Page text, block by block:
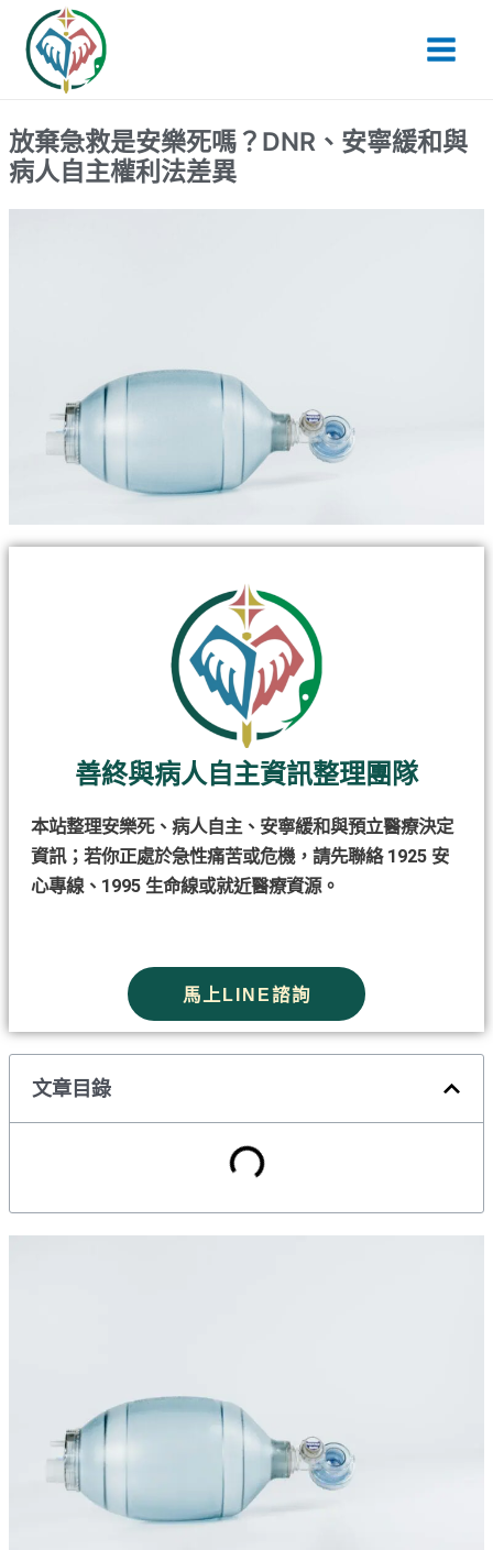
內
容
Menu
放棄急救是安樂死嗎？DNR、安寧緩和與
病人自主權利法差異
善終與病人自主資訊整理團隊
本站整理安樂死、病人自主、安寧緩和與預立醫療決定
資訊；若你正處於急性痛苦或危機，請先聯絡 1925 安
心專線、1995 生命線或就近醫療資源。
馬上LINE諮詢
文章目錄